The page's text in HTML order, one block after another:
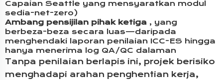
Capaian Seattle yang mensyaratkan modul
sedia-net-zero)
Ambang pensijilan pihak ketiga , yang
berbeza-beza secara luas—daripada
menghendaki laporan penilaian ICC-ES hingga
hanya menerima log QA/QC dalaman
Tanpa penilaian berlapis ini, projek berisiko
menghadapi arahan penghentian kerja,